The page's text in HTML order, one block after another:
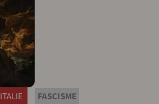
ITALIE FASCISME